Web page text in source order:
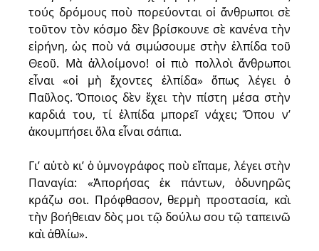
τούς δρόμους ποὺ πορεύονται oἱ ἄνθρωποι σὲ
τοῦτον τὸν κόσμο δὲv βρίσκουνε σὲ κανένα τὴν
εἰρήνη, ὡς ποὺ vά σιμώσουμε στὴν ἐλπίδα τοῦ
Θεοῦ. Μὰ ἀλλοίμονο! οἱ πιὸ πολλοὶ ἄvθρωποι
εἶναι «οἱ μὴ ἔχοντες ἐλπίδα» ὅπως λέγει ὁ
Παῦλος. Ὅποιος δὲν ἔχει τὴν πίστη μέσα στὴν
καρδιά του, τί ἐλπίδα μπορεῖ νάχει; Ὅπου ν’
ἀκουμπήσει ὅλα εἶναι σάπια.
Γι’ αὐτὸ κι’ ὁ ὑμνογράφος ποὺ εἴπαμε, λέγει στὴν
Παναγία: «Ἀπορήσας ἐκ πάντων, ὀδυνηρῶς
κράζω σοι. Πρόφθασον, θερμὴ προστασία, καὶ
τὴν βοήθειαν δὸς μοι τῷ δούλω σου τῷ ταπεινῶ
καὶ ἀθλίω».